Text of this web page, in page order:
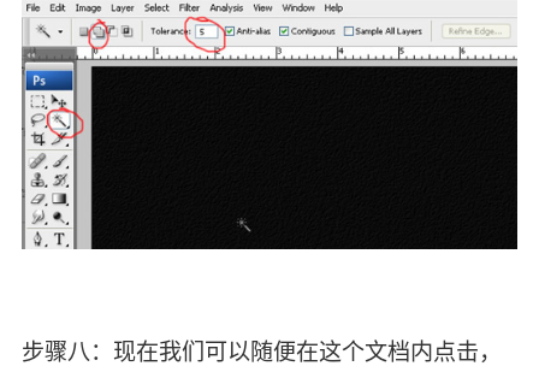
步骤八：现在我们可以随便在这个文档内点击，